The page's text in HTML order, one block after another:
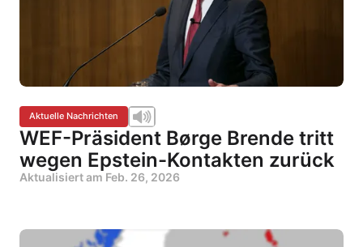
Aktuelle Nachrichten
WEF-Präsident Børge Brende tritt
wegen Epstein-Kontakten zurück
Aktualisiert am Feb. 26, 2026